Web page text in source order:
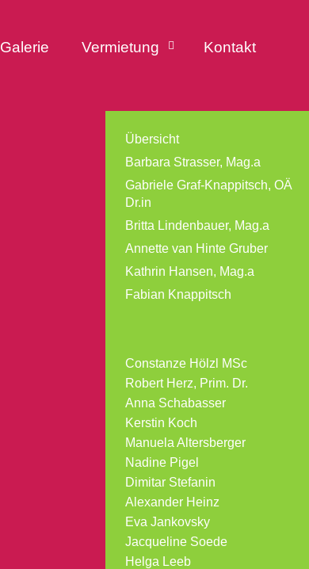
Galerie Vermietung Kontakt
Übersicht
Barbara Strasser, Mag.a
Gabriele Graf-Knappitsch, OÄ
Dr.in
Britta Lindenbauer, Mag.a
Annette van Hinte Gruber
Kathrin Hansen, Mag.a
Fabian Knappitsch
Constanze Hölzl MSc
Robert Herz, Prim. Dr.
Anna Schabasser
Kerstin Koch
Manuela Altersberger
Nadine Pigel
Dimitar Stefanin
Alexander Heinz
Eva Jankovsky
Jacqueline Soede
Helga Leeb